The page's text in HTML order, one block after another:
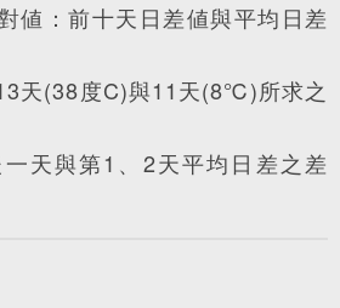
値：前十天日差値與平均日差
天(38度C)與11天(8℃)所求之
天與第1、2天平均日差之差